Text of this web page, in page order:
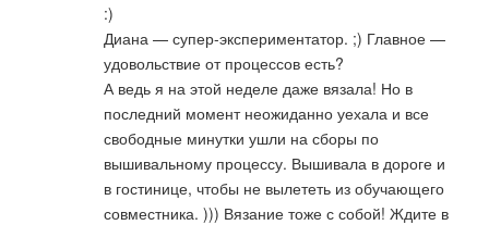
:)
Диана — супер-экспериментатор. ;) Главное —
удовольствие от процессов есть?
А ведь я на этой неделе даже вязала! Но в
последний момент неожиданно уехала и все
свободные минутки ушли на сборы по
вышивальному процессу. Вышивала в дороге и
в гостинице, чтобы не вылететь из обучающего
совместника. ))) Вязание тоже с собой! Ждите в